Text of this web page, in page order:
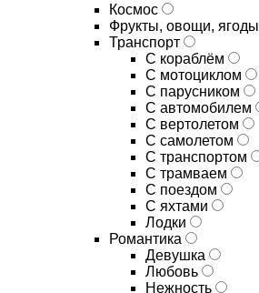
Космос
Фрукты, овощи, ягоды
Транспорт
С кораблём
С мотоциклом
С парусником
С автомобилем
С вертолетом
С самолетом
С транспортом
С трамваем
С поездом
С яхтами
Лодки
Романтика
Девушка
Любовь
Нежность